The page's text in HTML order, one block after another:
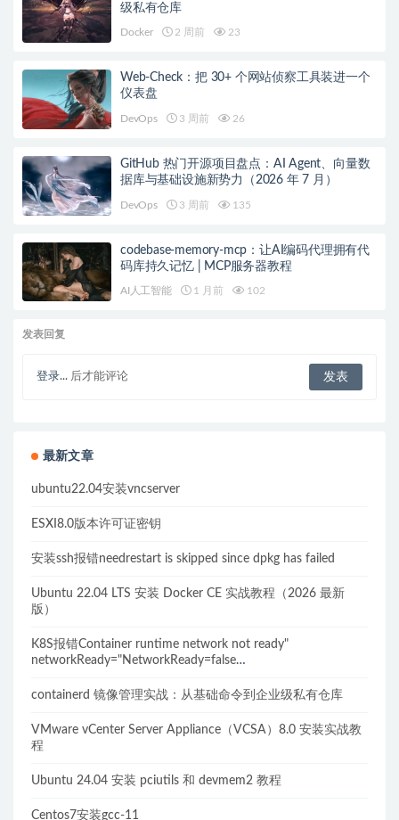
级私有仓库
Docker 2 周前 23
Web-Check：把 30+ 个网站侦察工具装进一个
仪表盘
DevOps 3 周前 26
GitHub 热门开源项目盘点：AI Agent、向量数
据库与基础设施新势力（2026 年 7 月）
DevOps 3 周前 135
codebase-memory-mcp：让AI编码代理拥有代
码库持久记忆 | MCP服务器教程
AI人工智能 1 月前 102
发表回复
登录... 后才能评论
最新文章
ubuntu22.04安装vncserver
ESXI8.0版本许可证密钥
安装ssh报错needrestart is skipped since dpkg has failed
Ubuntu 22.04 LTS 安装 Docker CE 实战教程（2026 最新
版）
K8S报错Container runtime network not ready"
networkReady="NetworkReady=false
containerd 镜像管理实战：从基础命令到企业级私有仓库
VMware vCenter Server Appliance（VCSA）8.0 安装实战教
程
Ubuntu 24.04 安装 pciutils 和 devmem2 教程
Centos7安装gcc-11